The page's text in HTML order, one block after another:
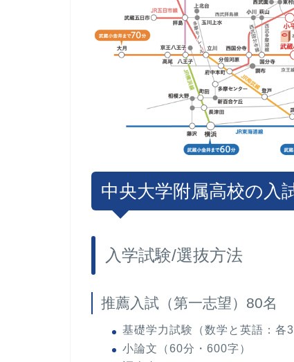
中央大学附属高校の入
入学試験/選抜方法
推薦入試（第一志望）80名
基礎学力試験（数学と英語：各
小論文（60分・600字）